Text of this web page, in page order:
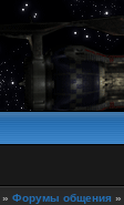
» Форумы общения »